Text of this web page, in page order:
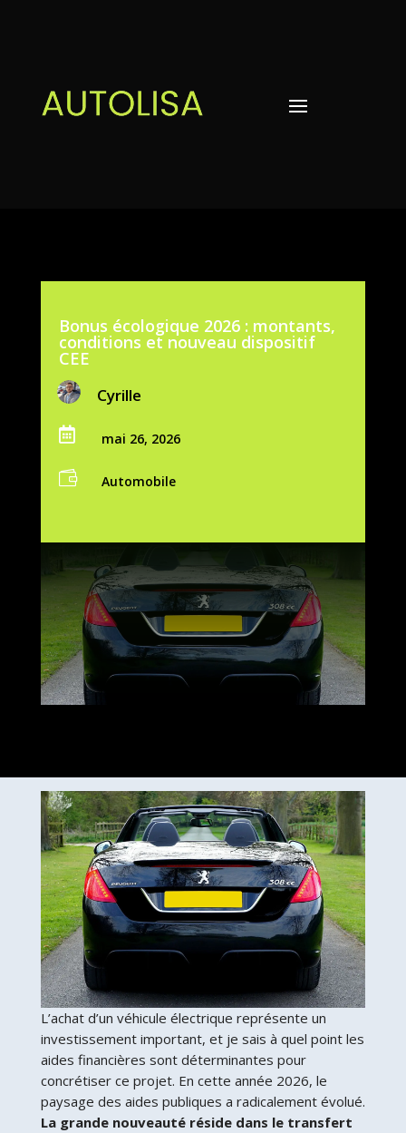
Bonus écologique 2026 : montants,
conditions et nouveau dispositif
CEE
Cyrille
 mai 26, 2026
 Automobile
L’achat d’un véhicule électrique représente un
investissement important, et je sais à quel point les
aides financières sont déterminantes pour
concrétiser ce projet. En cette année 2026, le
paysage des aides publiques a radicalement évolué.
La grande nouveauté réside dans le transfert